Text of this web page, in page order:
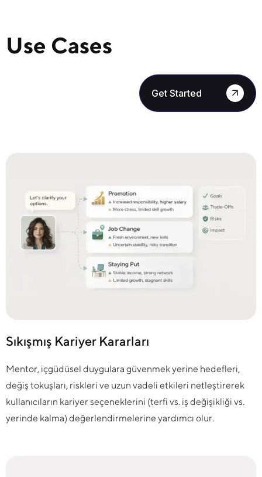
Use Cases
Get Started
Sıkışmış Kariyer Kararları
Mentor, içgüdüsel duygulara güvenmek yerine hedefleri,
değiş tokuşları, riskleri ve uzun vadeli etkileri netleştirerek
kullanıcıların kariyer seçeneklerini (terfi vs. iş değişikliği vs.
yerinde kalma) değerlendirmelerine yardımcı olur.